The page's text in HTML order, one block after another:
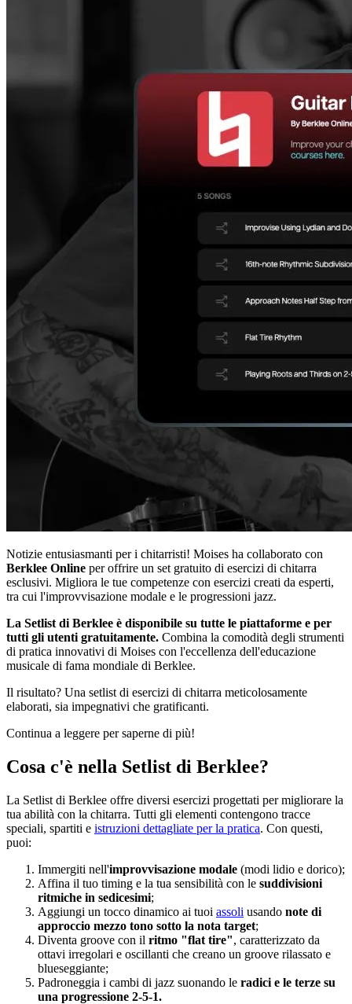
Notizie entusiasmanti per i chitarristi! Moises ha collaborato con
Berklee Online per offrire un set gratuito di esercizi di chitarra
esclusivi. Migliora le tue competenze con esercizi creati da esperti,
tra cui l'improvvisazione modale e le progressioni jazz.
La Setlist di Berklee è disponibile su tutte le piattaforme e per
tutti gli utenti gratuitamente. Combina la comodità degli strumenti
di pratica innovativi di Moises con l'eccellenza dell'educazione
musicale di fama mondiale di Berklee.
Il risultato? Una setlist di esercizi di chitarra meticolosamente
elaborati, sia impegnativi che gratificanti.
Continua a leggere per saperne di più!
Cosa c'è nella Setlist di Berklee?
La Setlist di Berklee offre diversi esercizi progettati per migliorare la
tua abilità con la chitarra. Tutti gli elementi contengono tracce
speciali, spartiti e istruzioni dettagliate per la pratica. Con questi,
puoi:
Immergiti nell'improvvisazione modale (modi lidio e dorico);
Affina il tuo timing e la tua sensibilità con le suddivisioni
ritmiche in sedicesimi;
Aggiungi un tocco dinamico ai tuoi assoli usando note di
approccio mezzo tono sotto la nota target;
Diventa groove con il ritmo "flat tire", caratterizzato da
ottavi irregolari e oscillanti che creano un groove rilassato e
blueseggiante;
Padroneggia i cambi di jazz suonando le radici e le terze su
una progressione 2-5-1.